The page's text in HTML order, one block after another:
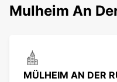
Mulheim An
MÜLHEIM AN DER